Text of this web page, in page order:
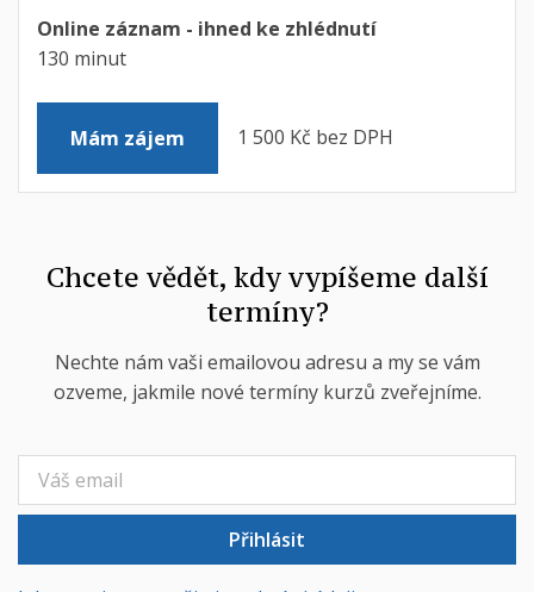
Online záznam - ihned ke zhlédnutí
130 minut
Mám zájem 1 500 Kč bez DPH
Chcete vědět, kdy vypíšeme další
termíny?
Nechte nám vaši emailovou adresu a my se vám
ozveme, jakmile nové termíny kurzů zveřejníme.
Přihlásit